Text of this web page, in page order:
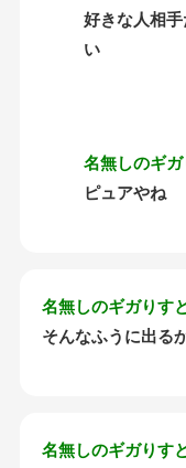
好きな人相
い
名無しのギガ
ピュアやね
名無しのギガりす
そんなふうに出る
名無しのギガりす